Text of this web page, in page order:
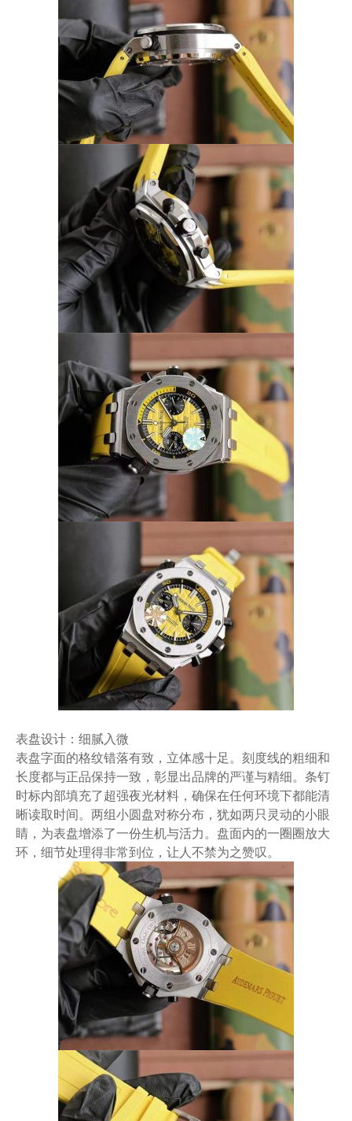
表盘设计：细腻入微
表盘字面的格纹错落有致，立体感十足。刻度线的粗细和
长度都与正品保持一致，彰显出品牌的严谨与精细。条钉
时标内部填充了超强夜光材料，确保在任何环境下都能清
晰读取时间。两组小圆盘对称分布，犹如两只灵动的小眼
睛，为表盘增添了一份生机与活力。盘面内的一圈圈放大
环，细节处理得非常到位，让人不禁为之赞叹。